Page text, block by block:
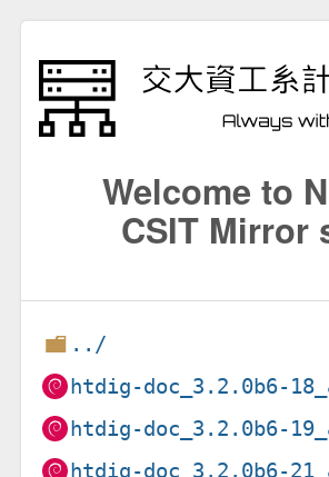
Welcome to
CSIT Mirror
../
htdig-doc_3.2.0b6-
htdig-doc_3.2.0b6-
htdig-doc_3.2.0b6-